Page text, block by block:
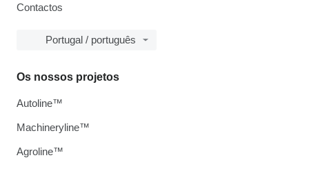
Contactos
Portugal / português
Os nossos projetos
Autoline™
Machineryline™
Agroline™